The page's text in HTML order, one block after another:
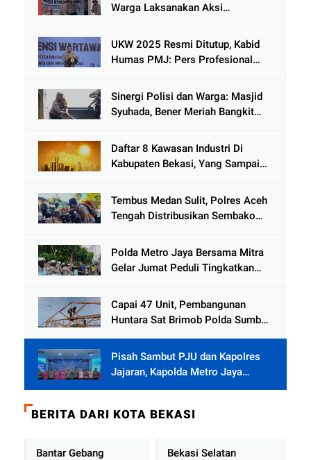
Warga Laksanakan Aksi
Tamiang
UKW 2025 Resmi Ditutup, Kabid
Humas PMJ: Pers Profesional
Hoaks
Sinergi Polisi dan Warga: Masjid
Syuhada, Bener Meriah Bangkit
Daftar 8 Kawasan Industri Di
Kabupaten Bekasi, Yang Sampai
Tembus Medan Sulit, Polres Aceh
Tengah Distribusikan Sembako
Jamat
Polda Metro Jaya Bersama Mitra
Gelar Jumat Peduli Tingkatkan
Capai 47 Unit, Pembangunan
Huntara Sat Brimob Polda Sumbar
Pisah Sambut PJU dan Kapolres
Jajaran, Kapolda Metro Jaya
Tekankan Pelayanan Publik
BERITA DARI KOTA BEKASI
Bantar Gebang Bekasi Selatan